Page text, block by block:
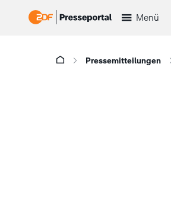
Menü
Pressemitteilungen